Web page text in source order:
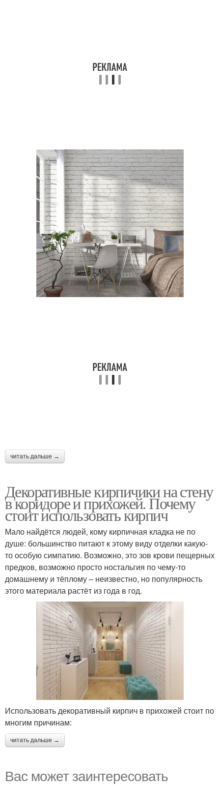
читать дальше →
Декоративные кирпичики на стену
в коридоре и прихожей. Почему
стоит использовать кирпич
Мало найдётся людей, кому кирпичная кладка не по
душе: большинство питают к этому виду отделки какую-
то особую симпатию. Возможно, это зов крови пещерных
предков, возможно просто ностальгия по чему-то
домашнему и тёплому – неизвестно, но популярность
этого материала растёт из года в год.
Использовать декоративный кирпич в прихожей стоит по
многим причинам:
читать дальше →
Вас может заинтересовать